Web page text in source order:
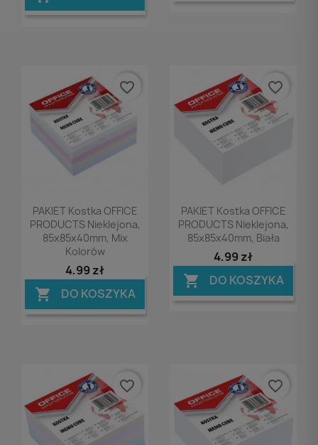
Podgląd
PAKIET Kostka OFFICE
PRODUCTS Nieklejona,
85x85x40mm, Mix
Kolorów
4,99 zł
 DO KOSZYKA
favorite_border
Podgląd
PAKIET Kostka OFFICE
PRODUCTS Nieklejona,
85x85x40mm, Biała
4,99 zł
 DO KOSZYKA
favorite_border
favorite_border favorite_border